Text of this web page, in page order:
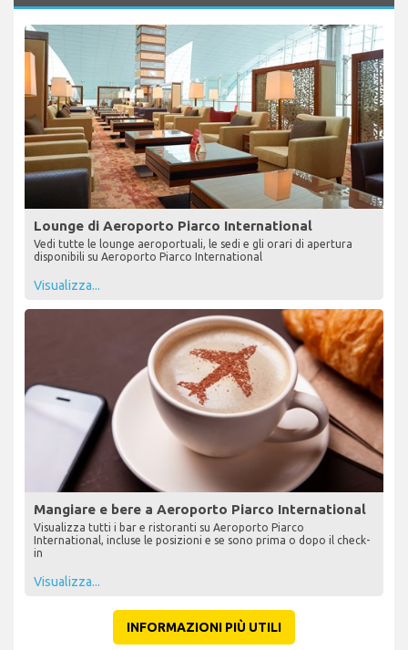
Lounge di Aeroporto Piarco International
Vedi tutte le lounge aeroportuali, le sedi e gli orari di apertura
disponibili su Aeroporto Piarco International
Visualizza...
Mangiare e bere a Aeroporto Piarco International
Visualizza tutti i bar e ristoranti su Aeroporto Piarco
International, incluse le posizioni e se sono prima o dopo il check-
in
Visualizza...
INFORMAZIONI PIÙ UTILI